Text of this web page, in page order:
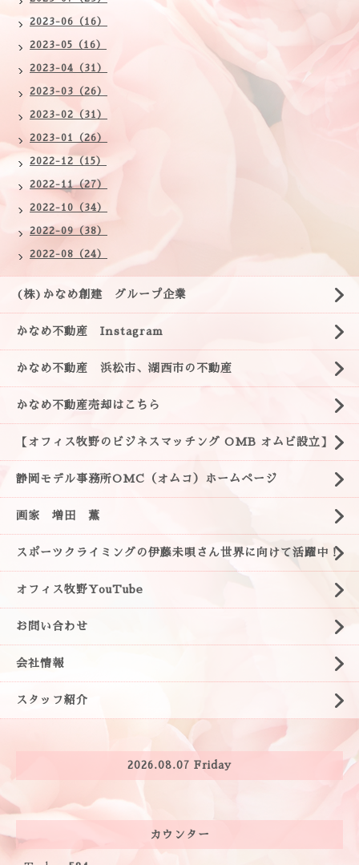
2023-06（16）
2023-05（16）
2023-04（31）
2023-03（26）
2023-02（31）
2023-01（26）
2022-12（15）
2022-11（27）
2022-10（34）
2022-09（38）
2022-08（24）
(株)かなめ創建 グループ企業
かなめ不動産 Instagram
かなめ不動産 浜松市、湖西市の不動産
かなめ不動産売却はこちら
【オフィス牧野のビジネスマッチング OMB オムビ設立】
静岡モデル事務所OMC（オムコ）ホームページ
画家 増田 薫
スポーツクライミングの伊藤未唄さん世界に向けて活躍中！
オフィス牧野YouTube
お問い合わせ
会社情報
スタッフ紹介
2026.08.07 Friday
カウンター